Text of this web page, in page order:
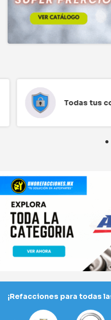
Todas tus
¡Refacciones para todas